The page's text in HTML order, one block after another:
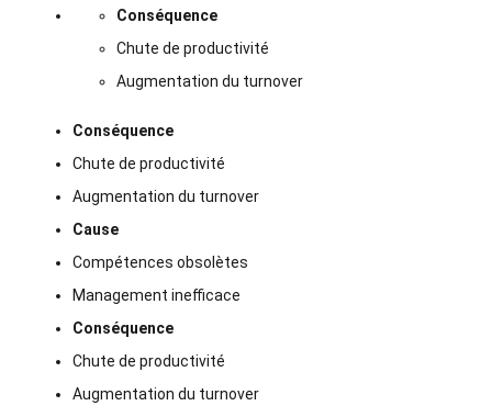
Conséquence
Chute de productivité
Augmentation du turnover
Conséquence
Chute de productivité
Augmentation du turnover
Cause
Compétences obsolètes
Management inefficace
Conséquence
Chute de productivité
Augmentation du turnover